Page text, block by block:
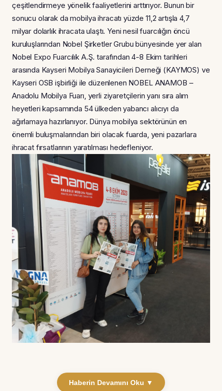
çeşitlendirmeye yönelik faaliyetlerini arttırıyor. Bunun bir
sonucu olarak da mobilya ihracatı yüzde 11,2 artışla 4,7
milyar dolarlık ihracata ulaştı. Yeni nesil fuarcılığın öncü
kuruluşlarından Nobel Şirketler Grubu bünyesinde yer alan
Nobel Expo Fuarcılık A.Ş. tarafından 4-8 Ekim tarihleri
arasında Kayseri Mobilya Sanayicileri Derneği (KAYMOS) ve
Kayseri OSB işbirliği ile düzenlenen NOBEL ANAMOB –
Anadolu Mobilya Fuarı, yerli ziyaretçilerin yanı sıra alım
heyetleri kapsamında 54 ülkeden yabancı alıcıyı da
ağırlamaya hazırlanıyor. Dünya mobilya sektörünün en
önemli buluşmalarından biri olacak fuarda, yeni pazarlara
ihracat fırsatlarının yaratılması hedefleniyor.
Haberin Devamını Oku ▼